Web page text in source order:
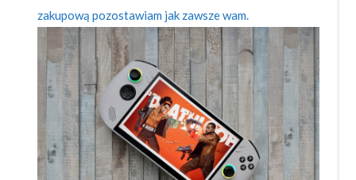
zakupową pozostawiam jak zawsze wam.